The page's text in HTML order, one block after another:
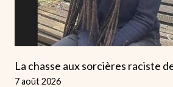
La chasse aux sorcières raciste
7 août 2026